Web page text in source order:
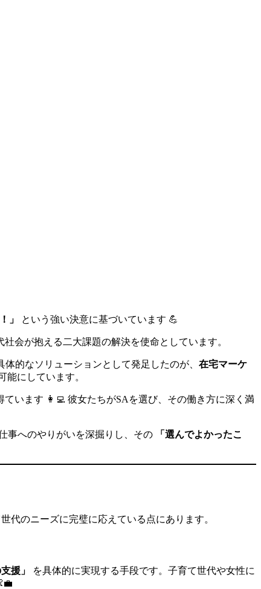
」 という強い決意に基づいています 💪
会が抱える二大課題の解決を使命としています。
的なソリューションとして発足したのが、 在宅マーケ
にしています。
います 👩‍💻 彼女たちがSAを選び、その働き方に深く満
事へのやりがいを深掘りし、その
「選んでよかったこ
代のニーズに完璧に応えている点にあります。
援」
を具体的に実現する手段です。子育て世代や女性に